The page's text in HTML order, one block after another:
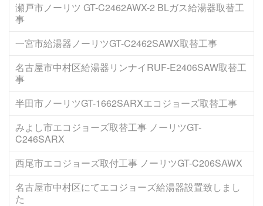
瀬戸市ノーリツ GT-C2462AWX-2 BLガス給湯器取替工
事
一宮市給湯器ノーリツGT-C2462SAWX取替工事
名古屋市中村区給湯器リンナイRUF-E2406SAW取替工
事
半田市ノーリツGT-1662SARXエコジョーズ取替工事
みよし市エコジョーズ取替工事 ノーリツGT-
C246SARX
西尾市エコジョーズ取付工事 ノーリツGT-C206SAWX
名古屋市中村区にてエコジョーズ給湯器設置致しまし
た